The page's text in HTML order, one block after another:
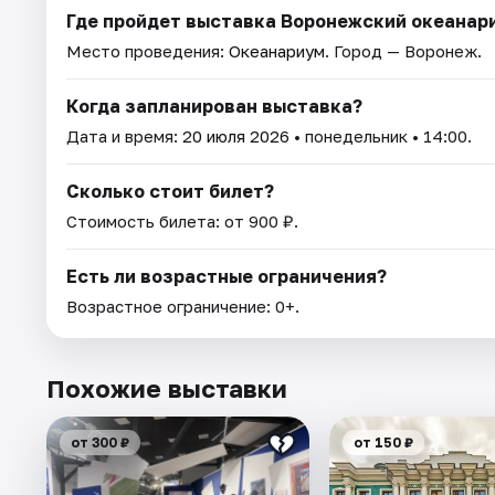
Где пройдет выставка Воронежский
Место проведения: Океанариум. Город — Воронеж.
Когда запланирован выставка?
Дата и время: 20 июля 2026 • понедельник • 14:00.
Сколько стоит билет?
Стоимость билета: от 900 ₽.
Есть ли возрастные ограничения?
Возрастное ограничение: 0+.
Похожие выставки
от 300 ₽ от 150 ₽